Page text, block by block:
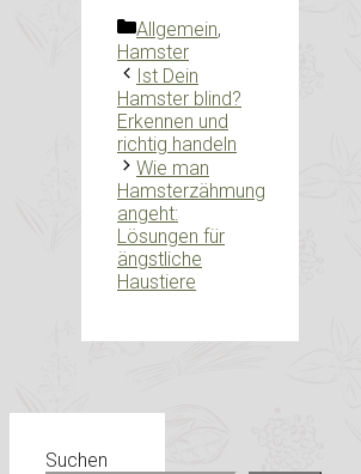
Kategorien
Allgemein,
Hamster
Ist Dein
Hamster blind?
Erkennen und
richtig handeln
Wie man
Hamsterzähmung
angeht:
Lösungen für
ängstliche
Haustiere
Suchen